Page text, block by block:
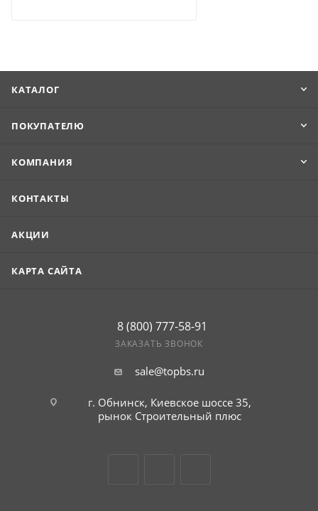
КАТАЛОГ
ПОКУПАТЕЛЮ
КОМПАНИЯ
КОНТАКТЫ
АКЦИИ
КАРТА САЙТА
8 (800) 777-58-91
ЗАКАЗАТЬ ЗВОНОК
sale@topbs.ru
г. Обнинск, Киевское шоссе 35,
рынок Строительный плюс